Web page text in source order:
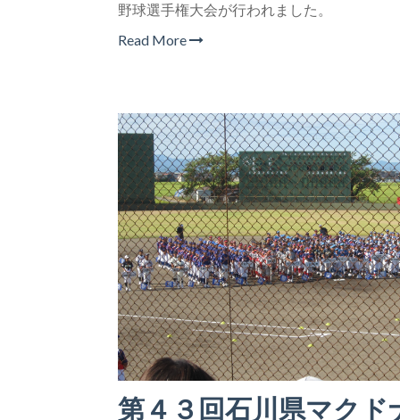
野球選手権大会が行われました。
Read More
第４３回石川県マク